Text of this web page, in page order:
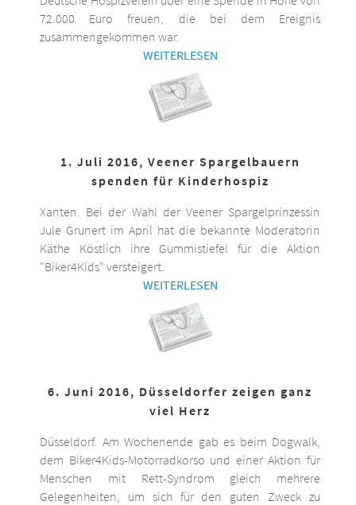
72.000 Euro freuen, die bei dem Ereignis
zusammengekommen war.
WEITERLESEN
1. Juli 2016, Veener Spargelbauern
spenden für Kinderhospiz
Xanten. Bei der Wahl der Veener Spargelprinzessin
Jule Grunert im April hat die bekannte Moderatorin
Käthe Köstlich ihre Gummistiefel für die Aktion
"Biker4Kids" versteigert.
WEITERLESEN
6. Juni 2016, Düsseldorfer zeigen ganz
viel Herz
Düsseldorf. Am Wochenende gab es beim Dogwalk,
dem Biker4Kids-Motorradkorso und einer Aktion für
Menschen mit Rett-Syndrom gleich mehrere
Gelegenheiten, um sich für den guten Zweck zu